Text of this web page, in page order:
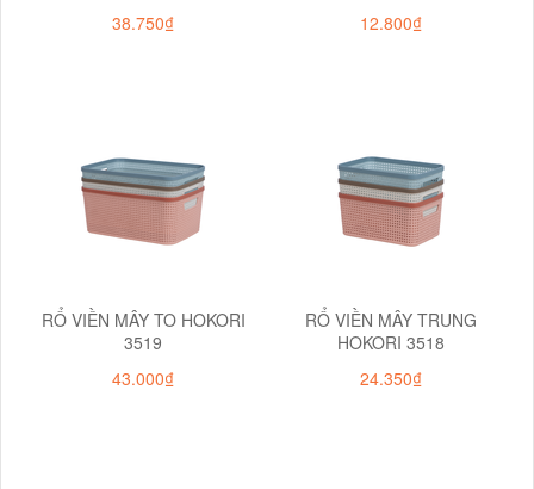
38.750₫
12.800₫
RỔ VIỀN MÂY TO HOKORI
3519
43.000₫
RỔ VIỀN MÂY TRUNG
HOKORI 3518
24.350₫